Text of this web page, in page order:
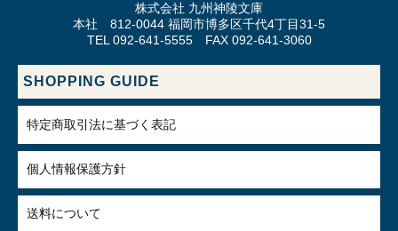
株式会社 九州神陵文庫
本社 812-0044 福岡市博多区千代4丁目31-5
TEL 092-641-5555 FAX 092-641-3060
SHOPPING GUIDE
特定商取引法に基づく表記
個人情報保護方針
送料について